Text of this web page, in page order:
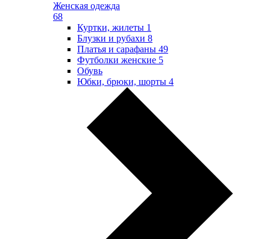
Женская одежда
68
Куртки, жилеты 1
Блузки и рубахи 8
Платья и сарафаны 49
Футболки женские 5
Обувь
Юбки, брюки, шорты 4